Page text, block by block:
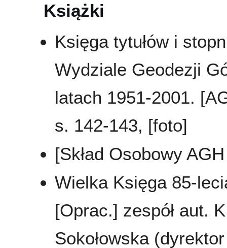
Książki
Księga tytułów i
Wydziale Geodezji
latach 1951-2001.
s. 142-143, [foto]
[Skład Osobowy
Wielka Księga 85-
[Oprac.] zespół aut.
Sokołowska